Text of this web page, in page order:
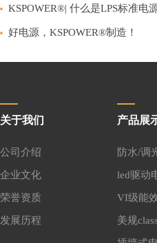
KSPOWER®| 什么是LPS标准电
好电源，KSPOWER®制造！
关于我们
公司介绍
企业文化
荣誉资质
发展历程
产品展
防水/调
led驱动
VI级能
美规